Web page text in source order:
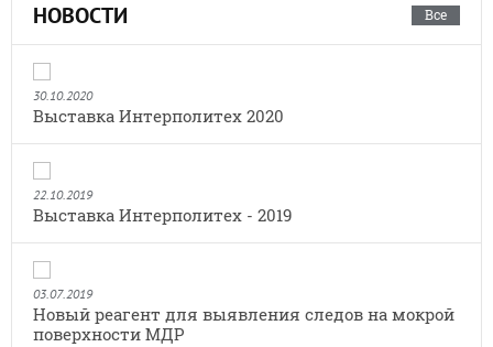
НОВОСТИ Все
30.10.2020
Выставка Интерполитех 2020
22.10.2019
Выставка Интерполитех - 2019
03.07.2019
Новый реагент для выявления следов на мокрой
поверхности МДР